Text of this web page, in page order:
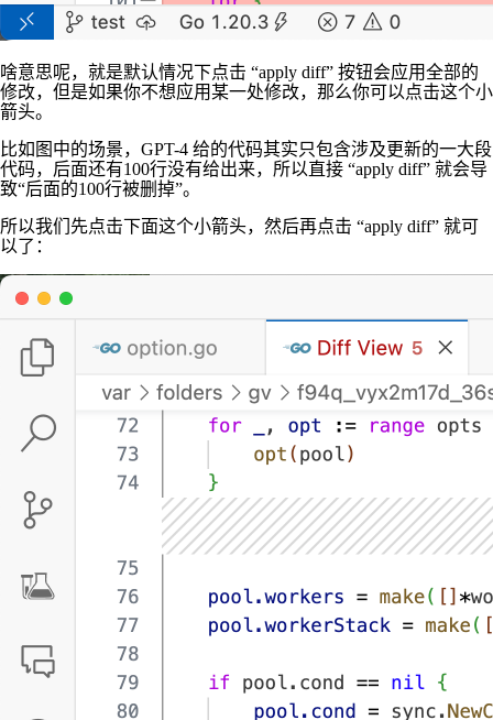
啥意思呢，就是默认情况下点击 “apply diff” 按钮会应用全部的
修改，但是如果你不想应用某一处修改，那么你可以点击这个小
箭头。
比如图中的场景，GPT-4 给的代码其实只包含涉及更新的一大段
代码，后面还有100行没有给出来，所以直接 “apply diff” 就会导
致“后面的100行被删掉”。
所以我们先点击下面这个小箭头，然后再点击 “apply diff” 就可
以了：